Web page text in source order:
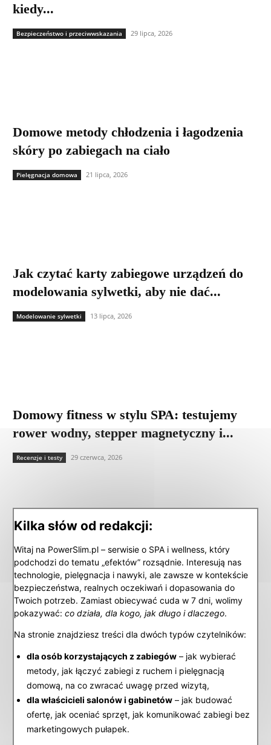
kiedy...
Bezpieczeństwo i przeciwwskazania 29 lipca, 2026
Domowe metody chłodzenia i łagodzenia
skóry po zabiegach na ciało
Pielęgnacja domowa 21 lipca, 2026
Jak czytać karty zabiegowe urządzeń do
modelowania sylwetki, aby nie dać...
Modelowanie sylwetki 13 lipca, 2026
Domowy fitness w stylu SPA: testujemy
rower wodny, stepper magnetyczny i...
Recenzje i testy 29 czerwca, 2026
Kilka słów od redakcji:
Witaj na PowerSlim.pl – serwisie o SPA i wellness, który
podchodzi do tematu „efektów” rozsądnie. Interesują nas
technologie, pielęgnacja i nawyki, ale zawsze w kontekście
bezpieczeństwa, realnych oczekiwań i dopasowania do
Twoich potrzeb. Zamiast obiecywać cuda w 7 dni, wolimy
pokazywać: co działa, dla kogo, jak długo i dlaczego.
Na stronie znajdziesz treści dla dwóch typów czytelników:
dla osób korzystających z zabiegów – jak wybierać
metody, jak łączyć zabiegi z ruchem i pielęgnacją
domową, na co zwracać uwagę przed wizytą,
dla właścicieli salonów i gabinetów – jak budować
ofertę, jak oceniać sprzęt, jak komunikować zabiegi bez
marketingowych pułapek.